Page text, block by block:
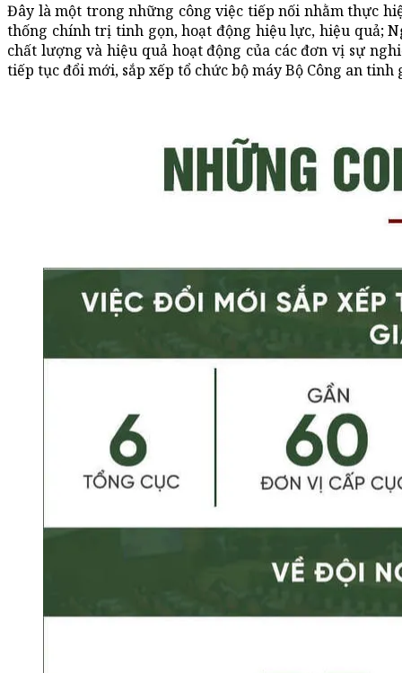
Đây là một trong những công việc tiếp nối nhằm thực
thống chính trị tinh gọn, hoạt động hiệu lực, hiệu quả;
chất lượng và hiệu quả hoạt động của các đơn vị sự
tiếp tục đổi mới, sắp xếp tổ chức bộ máy Bộ Công an